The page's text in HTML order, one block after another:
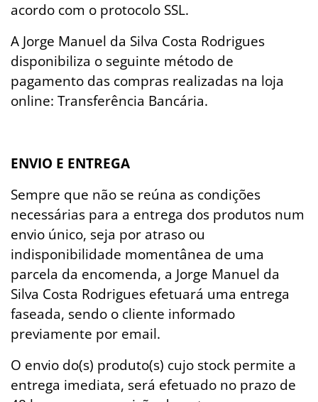
acordo com o protocolo SSL.
A Jorge Manuel da Silva Costa Rodrigues
disponibiliza o seguinte método de
pagamento das compras realizadas na loja
online: Transferência Bancária.
ENVIO E ENTREGA
Sempre que não se reúna as condições
necessárias para a entrega dos produtos num
envio único, seja por atraso ou
indisponibilidade momentânea de uma
parcela da encomenda, a Jorge Manuel da
Silva Costa Rodrigues efetuará uma entrega
faseada, sendo o cliente informado
previamente por email.
O envio do(s) produto(s) cujo stock permite a
entrega imediata, será efetuado no prazo de